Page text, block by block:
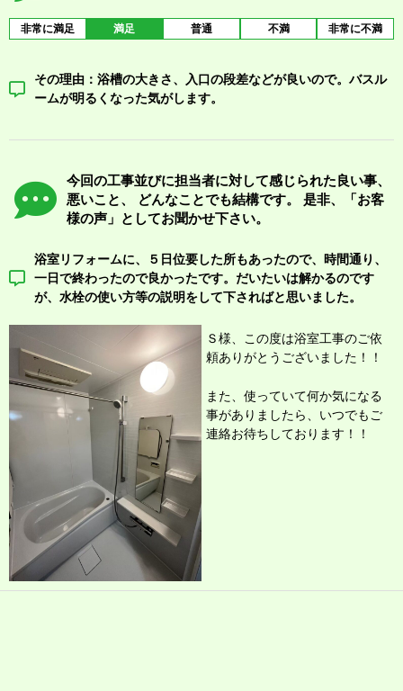
非常に満足 満足 普通 不満 非常に不満
その理由：浴槽の大きさ、入口の段差などが良いので。バスル
ームが明るくなった気がします。
今回の工事並びに担当者に対して感じられた良い事、
悪いこと、 どんなことでも結構です。 是非、「お客
様の声」としてお聞かせ下さい。
浴室リフォームに、５日位要した所もあったので、時間通り、
一日で終わったので良かったです。だいたいは解かるのです
が、水栓の使い方等の説明をして下さればと思いました。
Ｓ様、この度は浴室工事のご依
頼ありがとうございました！！
また、使っていて何か気になる
事がありましたら、いつでもご
連絡お待ちしております！！